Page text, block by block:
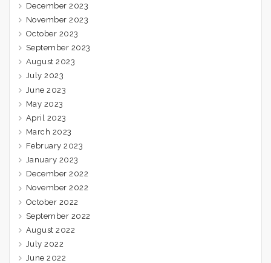
December 2023
November 2023
October 2023
September 2023
August 2023
July 2023
June 2023
May 2023
April 2023
March 2023
February 2023
January 2023
December 2022
November 2022
October 2022
September 2022
August 2022
July 2022
June 2022